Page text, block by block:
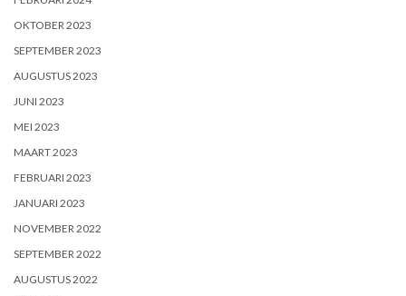
OKTOBER 2023
SEPTEMBER 2023
AUGUSTUS 2023
JUNI 2023
MEI 2023
MAART 2023
FEBRUARI 2023
JANUARI 2023
NOVEMBER 2022
SEPTEMBER 2022
AUGUSTUS 2022